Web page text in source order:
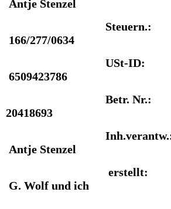
Antje Stenzel
166/277/0634
USt-
6509423786
Betr.
20418693
Antje Stenzel
G. Wolf und ich